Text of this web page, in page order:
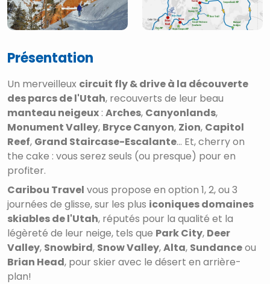
Présentation
Un merveilleux circuit fly & drive à la découverte
des parcs de l'Utah, recouverts de leur beau
manteau neigeux : Arches, Canyonlands,
Monument Valley, Bryce Canyon, Zion, Capitol
Reef, Grand Staircase-Escalante... Et, cherry on
the cake : vous serez seuls (ou presque) pour en
profiter.
Caribou Travel vous propose en option 1, 2, ou 3
journées de glisse, sur les plus iconiques domaines
skiables de l'Utah, réputés pour la qualité et la
légèreté de leur neige, tels que Park City, Deer
Valley, Snowbird, Snow Valley,Alta, Sundanceou
Brian Head, pour skier avec le désert en arrière-
plan!